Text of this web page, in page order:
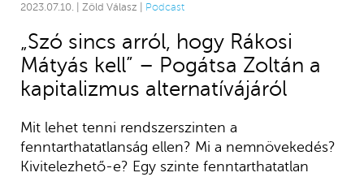
2023.07.10. | Zöld Válasz | Podcast
„Szó sincs arról, hogy Rákosi
Mátyás kell” – Pogátsa Zoltán a
kapitalizmus alternatívájáról
Mit lehet tenni rendszerszinten a
fenntarthatatlanság ellen? Mi a nemnövekedés?
Kivitelezhető-e? Egy szinte fenntarthatatlan